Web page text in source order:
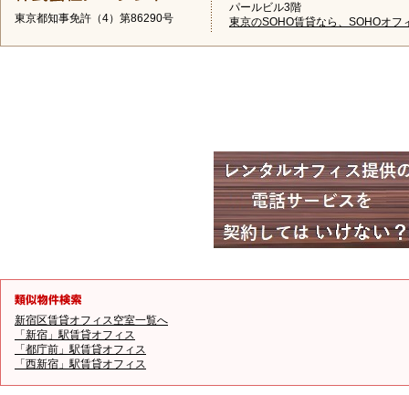
東京都知事免許（4）第86290号
パールビル3階
東京のSOHO賃貸なら、SOHOオフ
新宿区賃貸オフィス空室一覧へ
「新宿」駅賃貸オフィス
「都庁前」駅賃貸オフィス
「西新宿」駅賃貸オフィス